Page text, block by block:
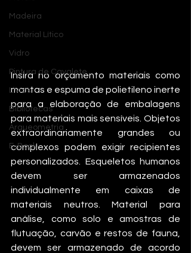
Madeira
Material Lítico
Vidro
Pintura de Cavalete
Livros
Bibliotecas
Arqueometria
E-Book
Insira no orçamento materiais como
mantas e espuma de polietileno inerte
para a elaboração de embalagens
para materiais mais sensíveis. Objetos
extraordinariamente grandes ou
complexos podem exigir recipientes
personalizados. Esqueletos humanos
devem ser armazenados
individualmente em caixas de
materiais neutros. Material para
análise, como solo e amostras de
flutuação, carvão e restos de fauna,
devem ser armazenado de acordo